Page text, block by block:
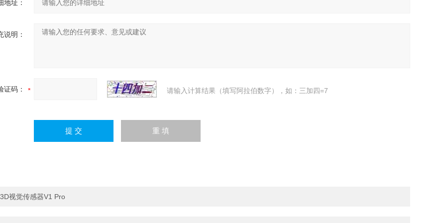
地址：
说明：
证码： 请输入计算结果（填写阿拉伯数字），如：三加四=7
3D视觉传感器V1 Pro